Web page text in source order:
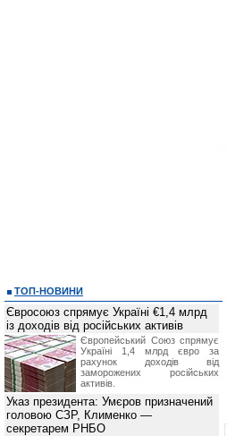
ТОП-НОВИНИ
Євросоюз спрямує Україні €1,4 млрд
із доходів від російських активів
Європейський Союз спрямує
Україні 1,4 млрд євро за
рахунок доходів від
заморожених російських
активів.
Указ президента: Умєров призначений
головою СЗР, Клименко —
секретарем РНБО